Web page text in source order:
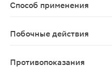
Способ применения
Побочные действия
Противопоказания